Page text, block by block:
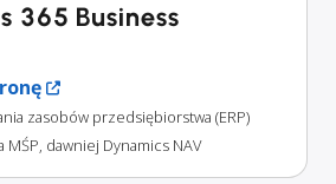
365 Business
zasobów przedsiębiorstwa (ERP)
dawniej Dynamics NAV